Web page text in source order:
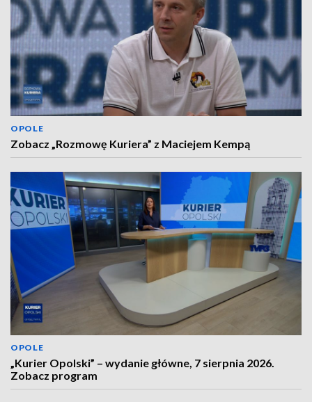
OPOLE
Zobacz „Rozmowę Kuriera” z Maciejem Kempą
OPOLE
„Kurier Opolski” – wydanie główne, 7 sierpnia 2026.
Zobacz program